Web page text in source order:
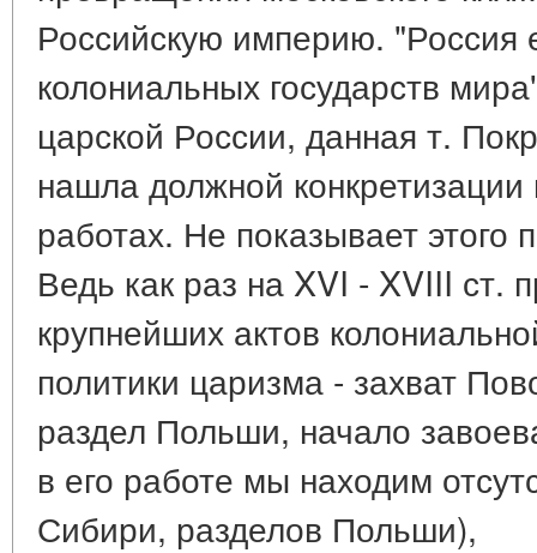
Российскую империю. "Россия
колониальных государств
царской России, данная т.
нашла должной конкретизации
работах. Не показывает этого
Ведь как раз на XVI - XVIII ст.
крупнейших актов
политики царизма - захват
раздел Польши, начало
в его работе мы находим
Сибири, разделов Польши),